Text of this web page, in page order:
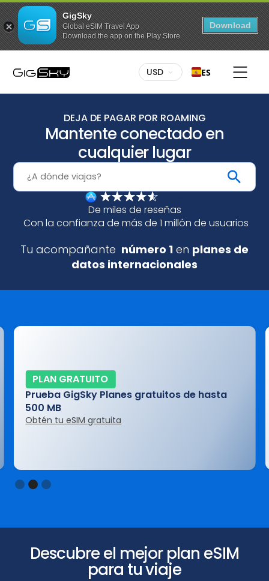
GigSky
Global eSIM Travel App
Download the app on the Play Store
Download
Planes de datos internacionales
Hasta 3 GB de datos / en más de 175 países
Planes de datos ilimitados para
determinados destinos
Go Unlimited, hasta 7 días
Hasta un 30 % de descuento en todos los
Descuentos permanentes para disfrutar tanto en
tierra como en el mar
USD ES
DEJA DE PAGAR POR ROAMING
Mantente conectado en
cualquier lugar
De miles de reseñas
Con la confianza de más de 1 millón de usuarios
Tu acompañante número 1 en planes de
datos internacionales
PLAN GRATUITO
Prueba GigSky Planes gratuitos de hasta
500 MB
Obtén tu eSIM gratuita
Slide 2 of 3.
Descubre el mejor plan eSIM
para tu viaje